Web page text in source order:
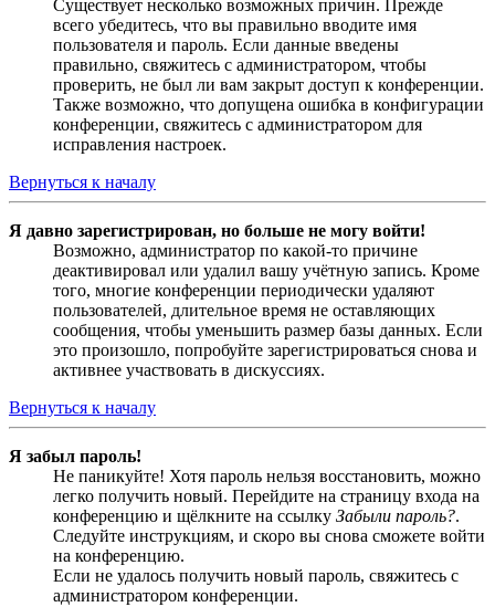
Существует несколько возможных причин. Прежде
всего убедитесь, что вы правильно вводите имя
пользователя и пароль. Если данные введены
правильно, свяжитесь с администратором, чтобы
проверить, не был ли вам закрыт доступ к конференции.
Также возможно, что допущена ошибка в конфигурации
конференции, свяжитесь с администратором для
исправления настроек.
Вернуться к началу
Я давно зарегистрирован, но больше не могу войти!
Возможно, администратор по какой-то причине
деактивировал или удалил вашу учётную запись. Кроме
того, многие конференции периодически удаляют
пользователей, длительное время не оставляющих
сообщения, чтобы уменьшить размер базы данных. Если
это произошло, попробуйте зарегистрироваться снова и
активнее участвовать в дискуссиях.
Вернуться к началу
Я забыл пароль!
Не паникуйте! Хотя пароль нельзя восстановить, можно
легко получить новый. Перейдите на страницу входа на
конференцию и щёлкните на ссылку Забыли пароль?.
Следуйте инструкциям, и скоро вы снова сможете войти
на конференцию.
Если не удалось получить новый пароль, свяжитесь с
администратором конференции.